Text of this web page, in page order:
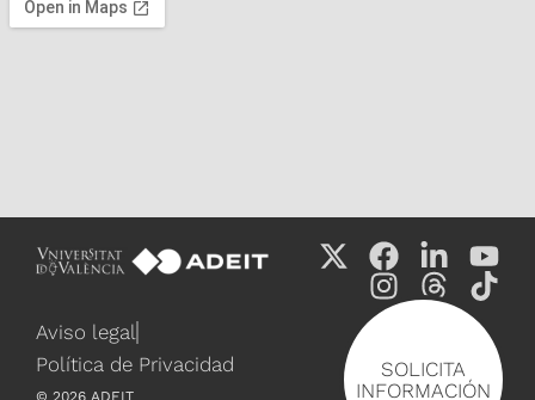
SOLICITA
INFORMACIÓN
Aviso legal
Política de Privacidad
© 2026 ADEIT